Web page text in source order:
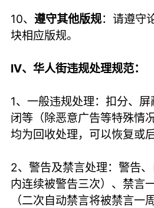
10、遵守其他版规：请遵守
块相应版规。
IV、华人街违规处理规范：
1、一般违规处理：扣分、
闭等（除恶意广告等特殊情
均为回收处理，可以恢复或
2、警告及禁言处理：警告
内连续被警告三次）、禁言
（二次自动禁言将被禁言一